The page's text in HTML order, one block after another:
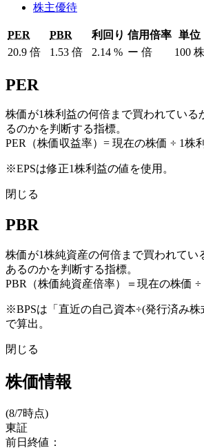
株主優待
PER PBR 利回り 信用倍率 単位
20.9 倍 1.53 倍 2.14 % ー 倍 100 株
PER
株価が1株利益の何倍まで買われている
るのかを判断する指標。
PER（株価収益率）= 現在の株価 ÷ 1株利
※EPSは修正1株利益の値を使用。
閉じる
PBR
株価が1株純資産の何倍まで買われてい
あるのかを判断する指標。
PBR（株価純資産倍率）＝現在の株価 ÷
※BPSは「直近の自己資本÷(発行済み株
で算出。
閉じる
株価情報
(8/7時点)
東証
前日終値：